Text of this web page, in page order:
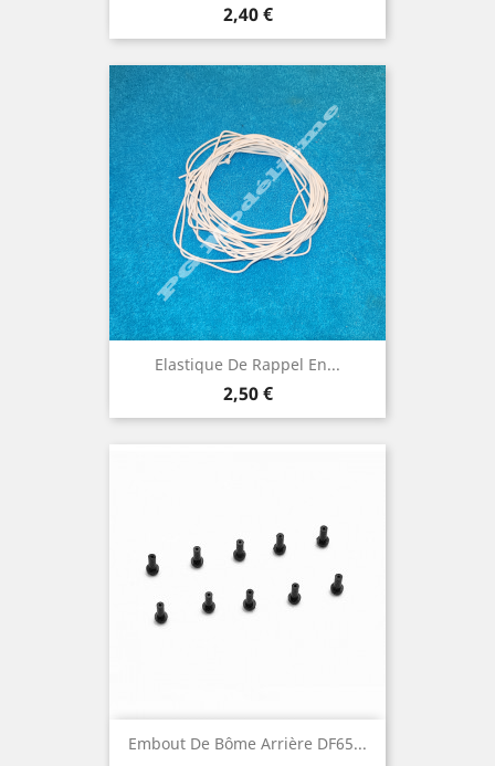
Prix
2,40 €
Elastique De Rappel En...
Prix
2,50 €
Embout De Bôme Arrière DF65...